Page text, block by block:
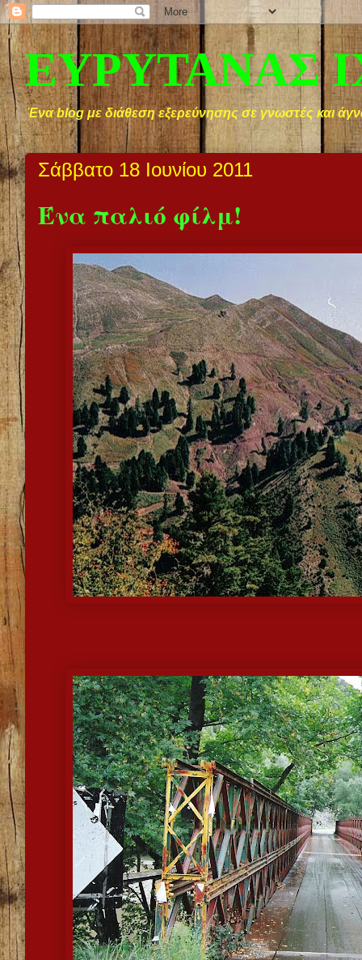
ΕΥΡΥΤΑΝΑΣ
Ένα blog με διάθεση εξερεύνησης σε γνωστές και
Σάββατο 18 Ιουνίου 2011
Ένα παλιό φίλμ!